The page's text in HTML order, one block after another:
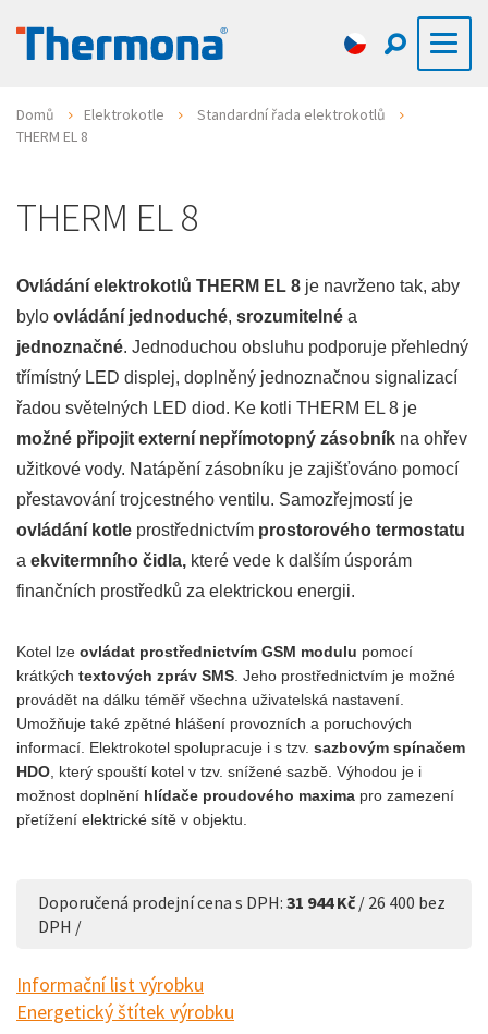
Domů Elektrokotle
Standardní řada elektrokotlů
THERM EL 8
THERM EL 8
Ovládání elektrokotlů THERM EL 8 je navrženo tak, aby
bylo ovládání jednoduché, srozumitelné a
jednoznačné. Jednoduchou obsluhu podporuje přehledný
třímístný LED displej, doplněný jednoznačnou signalizací
řadou světelných LED diod. Ke kotli THERM EL 8 je
možné připojit externí nepřímotopný zásobník na ohřev
užitkové vody. Natápění zásobníku je zajišťováno pomocí
přestavování trojcestného ventilu. Samozřejmostí je
ovládání kotle prostřednictvím prostorového termostatu
a ekvitermního čidla, které vede k dalším úsporám
finančních prostředků za elektrickou energii.
Kotel lze ovládat prostřednictvím GSM modulu pomocí
krátkých textových zpráv SMS . Jeho prostřednictvím je možné
provádět na dálku téměř všechna uživatelská nastavení.
Umožňuje také zpětné hlášení provozních a poruchových
informací. Elektrokotel spolupracuje i s tzv. sazbovým spínačem
HDO , který spouští kotel v tzv. snížené sazbě. Výhodou je i
možnost doplnění hlídače proudového maxima pro zamezení
přetížení elektrické sítě v objektu.
Doporučená prodejní cena s DPH: 31 944 Kč/ 26 400 bez
DPH /
Informační list výrobku
Energetický štítek výrobku